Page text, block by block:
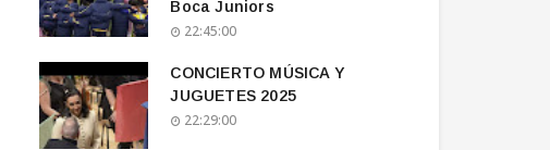
Boca Juniors
22:45:00
CONCIERTO MÚSICA Y
JUGUETES 2025
22:29:00